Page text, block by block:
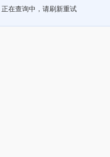
正在查询中，请刷新重试